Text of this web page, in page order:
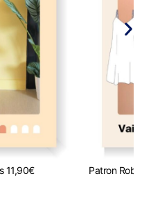
11,90€ Patron Robe/